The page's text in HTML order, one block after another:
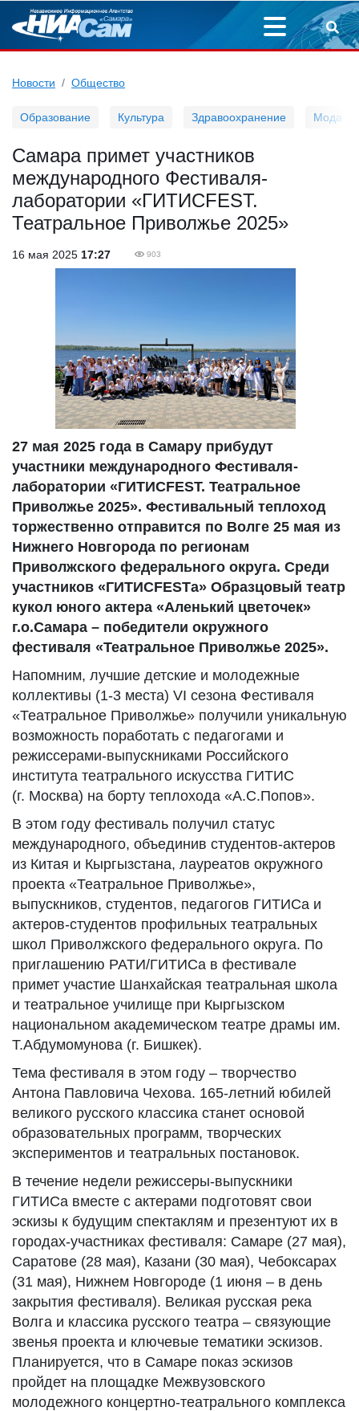
Новости Общество
Образование Культура Здравоохранение Мода
Самара примет участников
международного Фестиваля-
лаборатории «ГИТИСFEST.
Театральное Приволжье 2025»
16 мая 2025 17:27 903
27 мая 2025 года в Самару прибудут
участники международного Фестиваля-
лаборатории «ГИТИСFEST. Театральное
Приволжье 2025». Фестивальный теплоход
торжественно отправится по Волге 25 мая из
Нижнего Новгорода по регионам
Приволжского федерального округа. Среди
участников «ГИТИСFESTа» Образцовый театр
кукол юного актера «Аленький цветочек»
г.о.Самара – победители окружного
фестиваля «Театральное Приволжье 2025».
Напомним, лучшие детские и молодежные
коллективы (1-3 места) VI сезона Фестиваля
«Театральное Приволжье» получили уникальную
возможность поработать с педагогами и
режиссерами-выпускниками Российского
института театрального искусства ГИТИС
(г. Москва) на борту теплохода «А.С.Попов».
В этом году фестиваль получил статус
международного, объединив студентов-актеров
из Китая и Кыргызстана, лауреатов окружного
проекта «Театральное Приволжье»,
выпускников, студентов, педагогов ГИТИСа и
актеров-студентов профильных театральных
школ Приволжского федерального округа. По
приглашению РАТИ/ГИТИСа в фестивале
примет участие Шанхайская театральная школа
и театральное училище при Кыргызском
национальном академическом театре драмы им.
Т.Абдумомунова (г. Бишкек).
Тема фестиваля в этом году – творчество
Антона Павловича Чехова. 165-летний юбилей
великого русского классика станет основой
образовательных программ, творческих
экспериментов и театральных постановок.
В течение недели режиссеры-выпускники
ГИТИСа вместе с актерами подготовят свои
эскизы к будущим спектаклям и презентуют их в
городах-участниках фестиваля: Самаре (27 мая),
Саратове (28 мая), Казани (30 мая), Чебоксарах
(31 мая), Нижнем Новгороде (1 июня – в день
закрытия фестиваля). Великая русская река
Волга и классика русского театра – связующие
звенья проекта и ключевые тематики эскизов.
Планируется, что в Самаре показ эскизов
пройдет на площадке Межвузовского
молодежного концертно-театрального комплекса